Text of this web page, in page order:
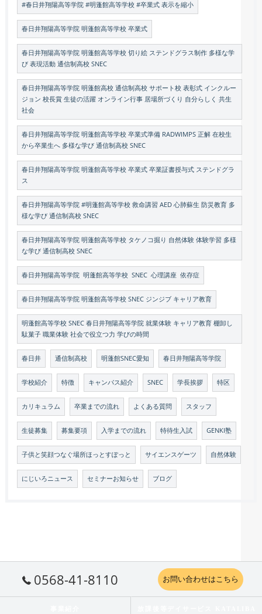
#春日井翔陽高等学院 #明蓬館高等学校 #卒業式 表示を縮小
春日井翔陽高等学院 明蓬館高等学校 卒業式
春日井翔陽高等学院 明蓬館高等学校 切り絵 ステンドグラス制作 多様な学
び 表現活動 通信制高校 SNEC
春日井翔陽高等学院 明蓬館高校 通信制高校 サポート校 表彰式 インクルー
ジョン 校長賞 生徒の活躍 オンライン行事 居場所づくり 自分らしく 共生
社会
春日井翔陽高等学院 明蓬館高等学校 卒業式準備 RADWIMPS 正解 在校生
から卒業生へ 多様な学び 通信制高校 SNEC
春日井翔陽高等学院 明蓬館高等学校 卒業式 卒業証書授与式 ステンドグラ
ス
春日井翔陽高等学院 #明蓬館高等学校 救命講習 AED 心肺蘇生 防災教育 多
様な学び 通信制高校 SNEC
春日井翔陽高等学院 明蓬館高等学校 タケノコ掘り 自然体験 体験学習 多様
な学び 通信制高校 SNEC
春日井翔陽高等学院 明蓬館高等学校 SNEC 心理講座 依存症
春日井翔陽高等学院 明蓬館高等学校 SNEC ジンジブ キャリア教育
明蓬館高等学校 SNEC 春日井翔陽高等学院 就業体験 キャリア教育 棚卸し
駄菓子 職業体験 社会で役立つ力 学びの時間
春日井 通信制高校 明蓬館SNEC愛知 春日井翔陽高等学院
学校紹介 特徴 キャンパス紹介 SNEC 学長挨拶 特区
カリキュラム 卒業までの流れ よくある質問 スタッフ
生徒募集 募集要項 入学までの流れ 特待生入試 GENKI塾
子供と笑顔つなぐ場所ほっとすぽっと サイエンスゲーツ 自然体験
にじいろニュース セミナーお知らせ ブログ
0568-41-8110 お問い合わせはこちら